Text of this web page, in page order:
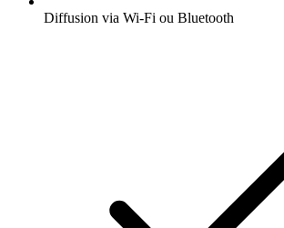
Diffusion via Wi-Fi ou Bluetooth